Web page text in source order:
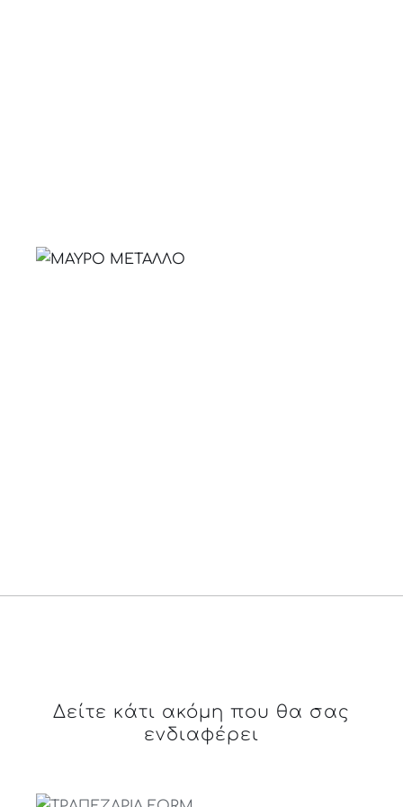
Δείτε κάτι ακόμη που θα σας
ενδιαφέρει